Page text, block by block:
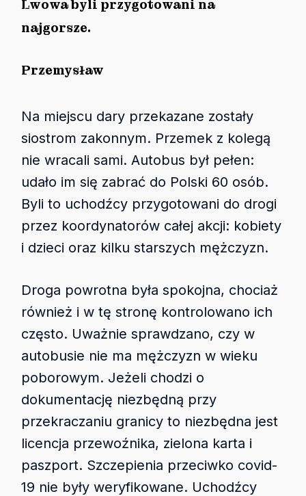
Lwowa byli przygotowani na
najgorsze.
Przemysław
Na miejscu dary przekazane zostały
siostrom zakonnym. Przemek z kolegą
nie wracali sami. Autobus był pełen:
udało im się zabrać do Polski 60 osób.
Byli to uchodźcy przygotowani do drogi
przez koordynatorów całej akcji: kobiety
i dzieci oraz kilku starszych mężczyzn.
Droga powrotna była spokojna, chociaż
również i w tę stronę kontrolowano ich
często. Uważnie sprawdzano, czy w
autobusie nie ma mężczyzn w wieku
poborowym. Jeżeli chodzi o
dokumentację niezbędną przy
przekraczaniu granicy to niezbędna jest
licencja przewoźnika, zielona karta i
paszport. Szczepienia przeciwko covid-
19 nie były weryfikowane. Uchodźcy